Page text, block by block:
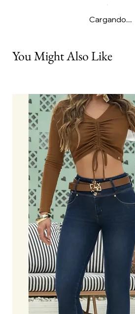
Cargando...
You Might Also Like